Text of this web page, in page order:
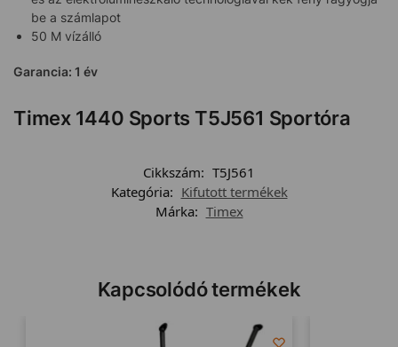
be a számlapot
50 M vízálló
Garancia: 1 év
Timex 1440 Sports T5J561 Sportóra
Cikkszám: T5J561
Kategória: Kifutott termékek
Márka: Timex
Kapcsolódó termékek